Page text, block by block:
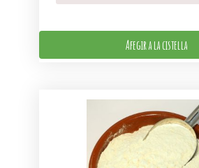
Afegir a la cistella